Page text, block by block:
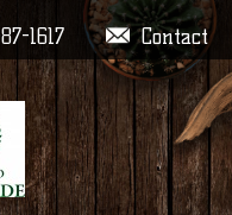
Contact
1617